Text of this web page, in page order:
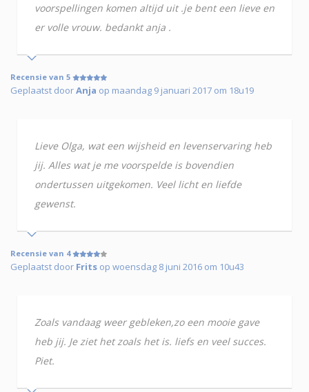
voorspellingen komen altijd uit .je bent een lieve en
er volle vrouw. bedankt anja .
Recensie van 5
Geplaatst doorAnja op maandag 9 januari 2017 om 18u19
Lieve Olga, wat een wijsheid en levenservaring heb
jij. Alles wat je me voorspelde is bovendien
ondertussen uitgekomen. Veel licht en liefde
gewenst.
Recensie van 4
Geplaatst door Frits op woensdag 8 juni 2016 om 10u43
Zoals vandaag weer gebleken,zo een mooie gave
heb jij. Je ziet het zoals het is. liefs en veel succes.
Piet.